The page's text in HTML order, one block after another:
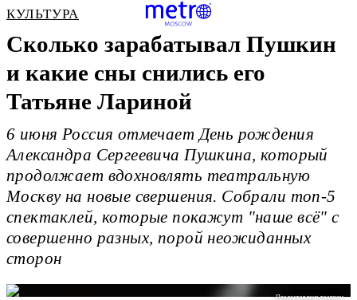
КУЛЬТУРА
Сколько зарабатывал Пушкин
и какие сны снились его
Татьяне Лариной
6 июня Россия отмечает День рождения
Александра Сергеевича Пушкина, который
продолжает вдохновлять театральную
Москву на новые свершения. Собрали топ-5
спектаклей, которые покажут "наше всё" с
совершенно разных, порой неожиданных
сторон
Предоставлено театром